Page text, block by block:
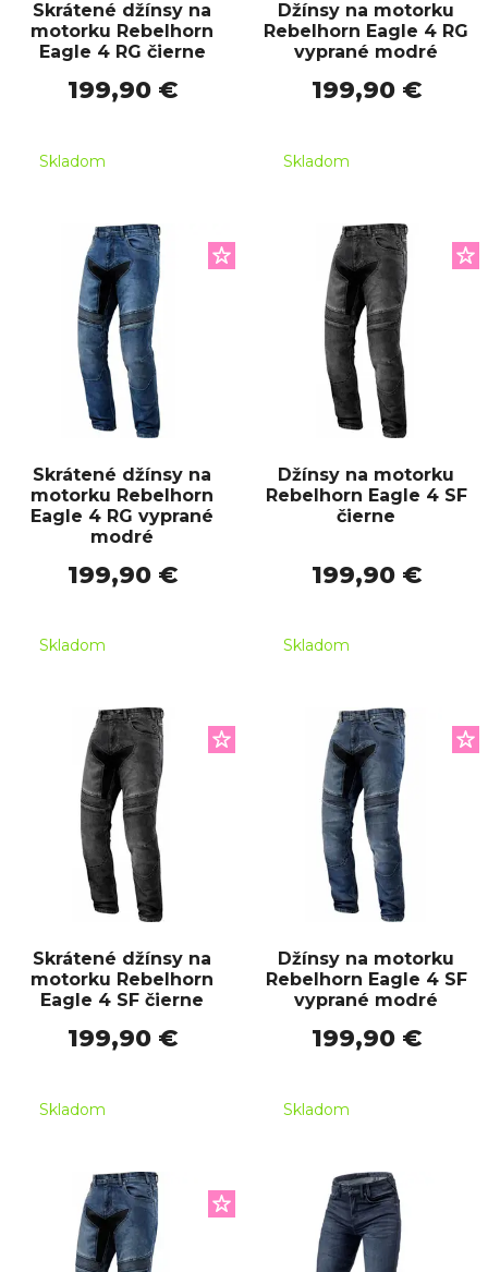
Skrátené džínsy na
motorku Rebelhorn
Eagle 4 RG čierne
199,90 €
Skladom
Džínsy na motorku
Rebelhorn Eagle 4 RG
vyprané modré
199,90 €
Skladom
Skrátené džínsy na
motorku Rebelhorn
Eagle 4 RG vyprané
modré
199,90 €
Skladom
Džínsy na motorku
Rebelhorn Eagle 4 SF
čierne
199,90 €
Skladom
Skrátené džínsy na
motorku Rebelhorn
Eagle 4 SF čierne
199,90 €
Skladom
Džínsy na motorku
Rebelhorn Eagle 4 SF
vyprané modré
199,90 €
Skladom